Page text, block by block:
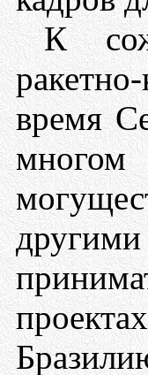
К
время